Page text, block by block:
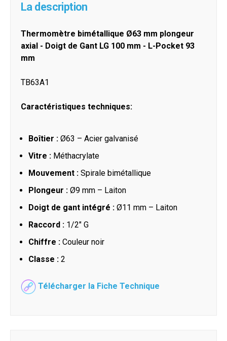
La description
Thermomètre bimétallique Ø63 mm plongeur
axial - Doigt de Gant LG 100 mm - L-Pocket 93
mm
TB63A1
Caractéristiques techniques:
Boîtier : Ø63 – Acier galvanisé
Vitre : Méthacrylate
Mouvement : Spirale bimétallique
Plongeur : Ø9 mm – Laiton
Doigt de gant intégré : Ø11 mm – Laiton
Raccord : 1/2" G
Chiffre : Couleur noir
Classe : 2
Télécharger la Fiche Technique